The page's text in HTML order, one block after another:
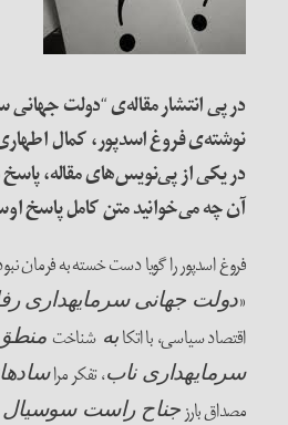
در پی انتشار مقاله‌ی “دولت جهانی
نوشته‌ی فروغ اسدپور، کمال
در یکی از پی‌نویس‌های مقاله،
آن چه می‌خوانید متن کامل پاسخ
فروغ اسدپور را گویا دست خسته به فرمان
«دولت جهانی سرمایه­داری
اقتصاد سیاسی، با اتکابهشناخت
سرمایه­داری ناب، تفکر مرا
مصداق بارزجناح راست